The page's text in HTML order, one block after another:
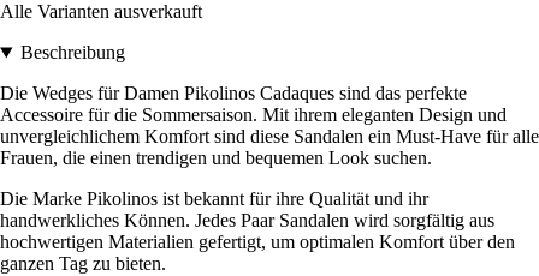
Alle Varianten ausverkauft
Beschreibung
Die Wedges für Damen Pikolinos Cadaques sind das perfekte
Accessoire für die Sommersaison. Mit ihrem eleganten Design und
unvergleichlichem Komfort sind diese Sandalen ein Must-Have für alle
Frauen, die einen trendigen und bequemen Look suchen.
Die Marke Pikolinos ist bekannt für ihre Qualität und ihr
handwerkliches Können. Jedes Paar Sandalen wird sorgfältig aus
hochwertigen Materialien gefertigt, um optimalen Komfort über den
ganzen Tag zu bieten.